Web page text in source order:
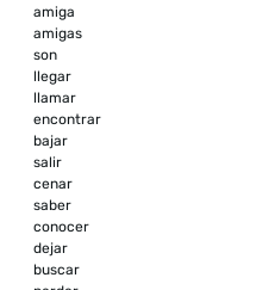
amiga
amigas
son
llegar
llamar
encontrar
bajar
salir
cenar
saber
conocer
dejar
buscar